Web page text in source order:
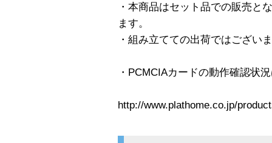
・本商品はセット品での販売と
ます。
・組み立てての出荷ではござい
・PCMCIAカードの動作確認状
http://www.plathome.co.jp/